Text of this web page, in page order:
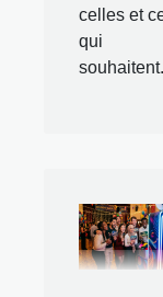
celles et
qui